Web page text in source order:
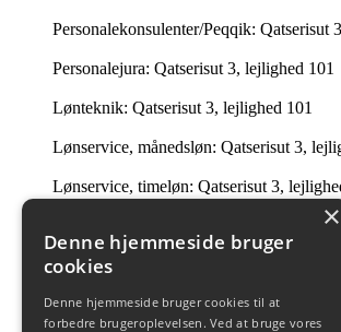
Personalekonsulenter/Peqqik: Qatserisut
Personalejura: Qatserisut 3, lejlighed 101
Lønteknik: Qatserisut 3, lejlighed 101
Lønservice, månedsløn: Qatserisut 3,
Lønservice, timeløn: Qatserisut 3,
Ledelsessekretariatet: 201 i Qatserisut 3
Intern Revision: Qatserisut 1, lejlighed 504
×
Denne hjemmeside bruger
cookies
Denne hjemmeside bruger cookies til at
forbedre brugeroplevelsen. Ved at bruge vores